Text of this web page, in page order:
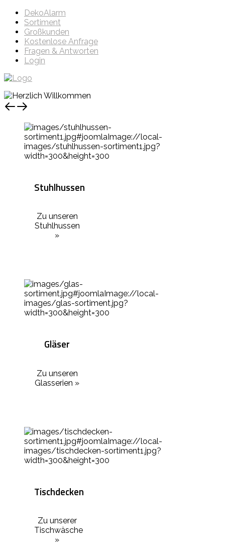
DekoAlarm
Sortiment
Großkunden
Kostenlose Anfrage
Fragen & Antworten
Login
Stuhlhussen
Zu unseren
Stuhlhussen
»
Gläser
Zu unseren
Glasserien »
Tischdecken
Zu unserer
Tischwäsche
»